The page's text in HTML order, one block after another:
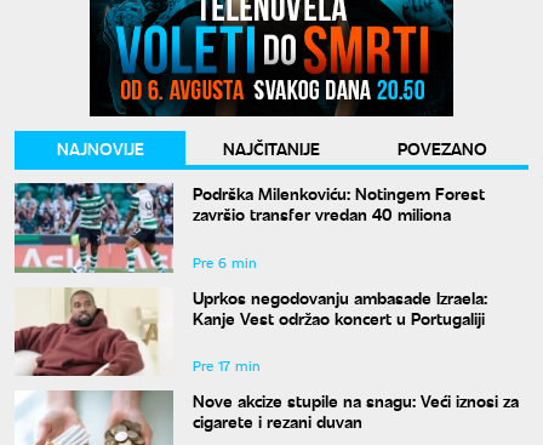
NAJNOVIJE NAJČITANIJE
POVEZANO
Podrška Milenkoviću: Notingem Forest
završio transfer vredan 40 miliona
Pre 6 min
Uprkos negodovanju ambasade Izraela:
Kanje Vest održao koncert u Portugaliji
Pre 17 min
Nove akcize stupile na snagu: Veći iznosi za
cigarete i rezani duvan